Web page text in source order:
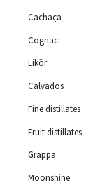
Cachaça
Cognac
Likör
Calvados
Fine distillates
Fruit distillates
Grappa
Moonshine